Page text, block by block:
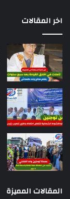
اخر المقالات
المقالات المميزة